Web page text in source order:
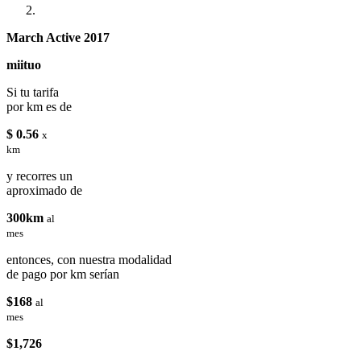
March Active 2017
miituo
Si tu tarifa
por km es de
$ 0.56 x
km
y recorres un
aproximado de
300km al
mes
entonces, con nuestra modalidad
de pago por km serían
$168 al
mes
$1,726